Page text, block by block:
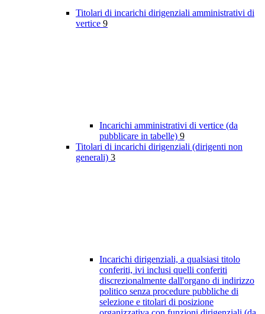
Titolari di incarichi dirigenziali amministrativi di
vertice 9
Incarichi amministrativi di vertice (da
pubblicare in tabelle) 9
Titolari di incarichi dirigenziali (dirigenti non
generali) 3
Incarichi dirigenziali, a qualsiasi titolo
conferiti, ivi inclusi quelli conferiti
discrezionalmente dall'organo di indirizzo
politico senza procedure pubbliche di
selezione e titolari di posizione